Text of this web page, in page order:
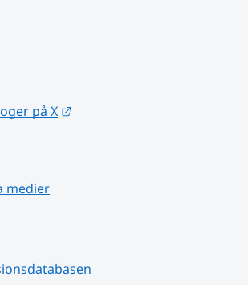
på X
medier